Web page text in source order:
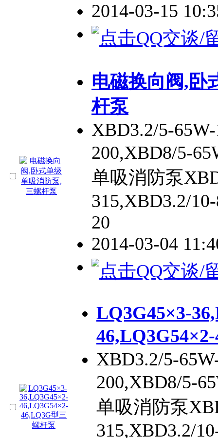
2014-03-15
电磁换向阀,卧
杆泵
XBD3.2/5-
200,XBD8/5-
单吸消防泵
315,XBD3.2/
20
2014-03-04
LQ3G45×3-
XBD3.2/5-
200,XBD8/5-
单吸消防泵
315,XBD3.2/